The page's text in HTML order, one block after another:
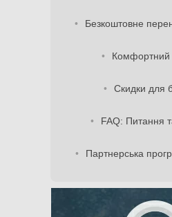
Безкоштовне
Комфортний
Скидки для
FAQ: Питання
Партнерська